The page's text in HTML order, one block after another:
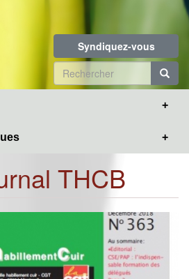
Syndiquez-vous
Formulaire
de
THCB